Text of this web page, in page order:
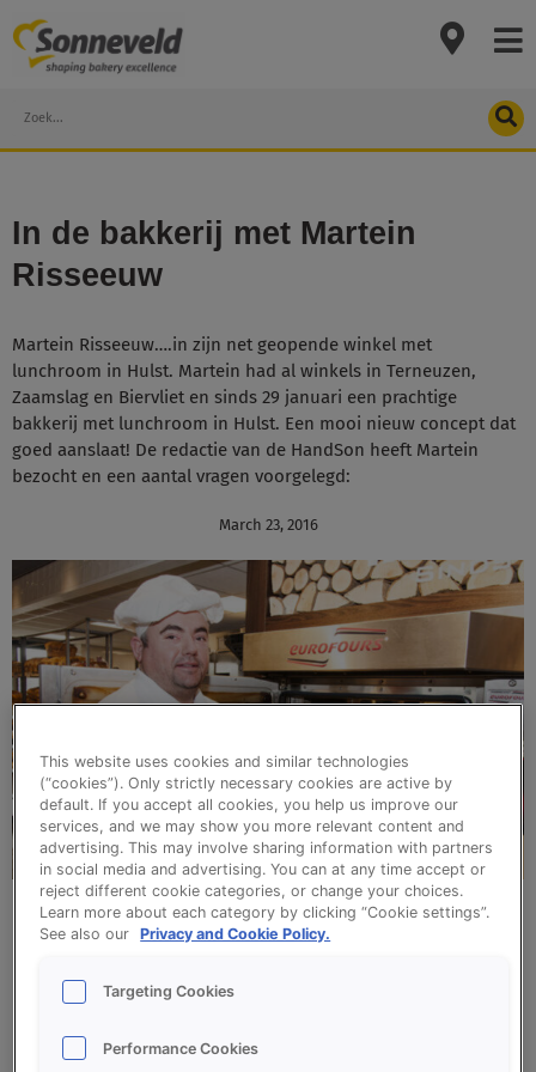
to
content
Search
In de bakkerij met Martein
Risseeuw
Martein Risseeuw….in zijn net geopende winkel met
lunchroom in Hulst. Martein had al winkels in Terneuzen,
Zaamslag en Biervliet en sinds 29 januari een prachtige
bakkerij met lunchroom in Hulst. Een mooi nieuw concept dat
goed aanslaat! De redactie van de HandSon heeft Martein
bezocht en een aantal vragen voorgelegd:
March 23, 2016
WAT HEB JE VOOR HET KOMENDE SEIZOEN IN
PETTO?
fruit weekenden’ houden. We gooien de rode
This website uses cookies and similar technologies
(“cookies”). Only strictly necessary cookies are active by
default. If you accept all cookies, you help us improve our
services, and we may show you more relevant content and
advertising. This may involve sharing information with partners
in social media and advertising. You can at any time accept or
reject different cookie categories, or change your choices.
Learn more about each category by clicking “Cookie settings”.
See also our
Privacy and Cookie Policy.
Targeting Cookies
Performance Cookies